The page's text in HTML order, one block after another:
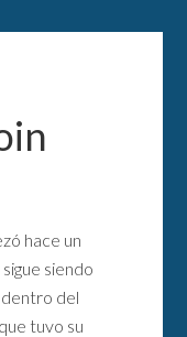
hace un
siendo
del
tuvo su